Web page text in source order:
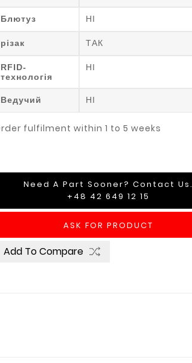
Блютуз НІ
різак ТАК
RFID-
технологія
НІ
Ведучий НІ
fulfilment within 1 to 5 weeks
Need A Part Sooner? Contact Us.
+48 42 649 12 15
ASK FOR PRODUCT
Add To Compare